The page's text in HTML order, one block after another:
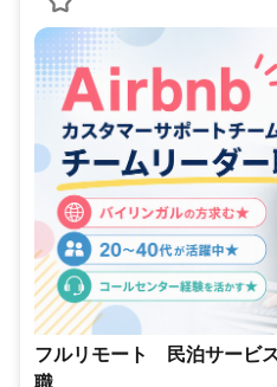
フルリモート 民泊サービ
職